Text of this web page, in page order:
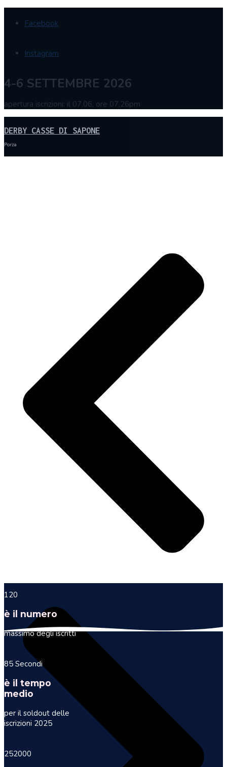
Facebook
Instagram
4-6 SETTEMBRE 2026
apertura iscrizioni: il 07.06, ore 07.26pm
DERBY CASSE DI SAPONE
Porza
120
è il numero
massimo degli iscritti
85 Secondi
è il tempo
medio
per il soldout delle
iscrizioni 2025
252000